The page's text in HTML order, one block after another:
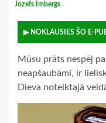
Jozefs Imbergs
▶ NOKLAUSIES ŠO E-
Mūsu prāts nespēj
neapšaubāmi, ir
Dieva noteiktajā